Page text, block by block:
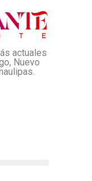
actuales
Nuevo